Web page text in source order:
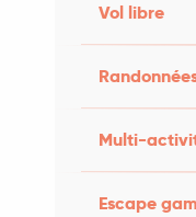
Vol libre
Multi-
Escape
de Cazals,
(attention à la